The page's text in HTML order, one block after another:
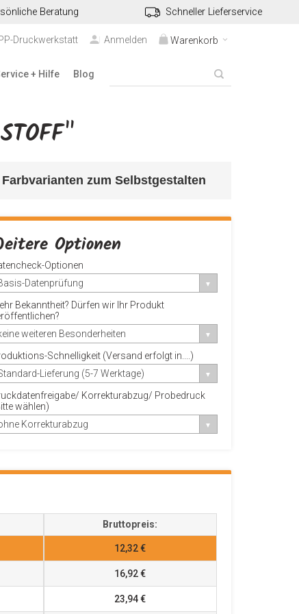
Beratung Schneller Lieferservice
Warenkorb
Druckwerkstatt Anmelden
+ Hilfe Blog
zum Selbstgestalten
Optionen
Optionen
Datenprüfung
Bekanntheit? Dürfen wir Ihr Produkt
weiteren Besonderheiten
Schnelligkeit (Versand erfolgt in....)
Lieferung (5-7 Werktage)
Korrekturabzug/ Probedruck
wählen)
Korrekturabzug
Bruttopreis:
12,32 €
16,92 €
23,94 €